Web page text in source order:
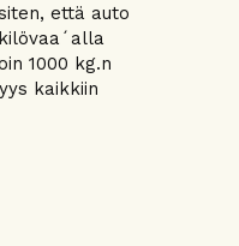
että auto
1000 kg.n
kaikkiin